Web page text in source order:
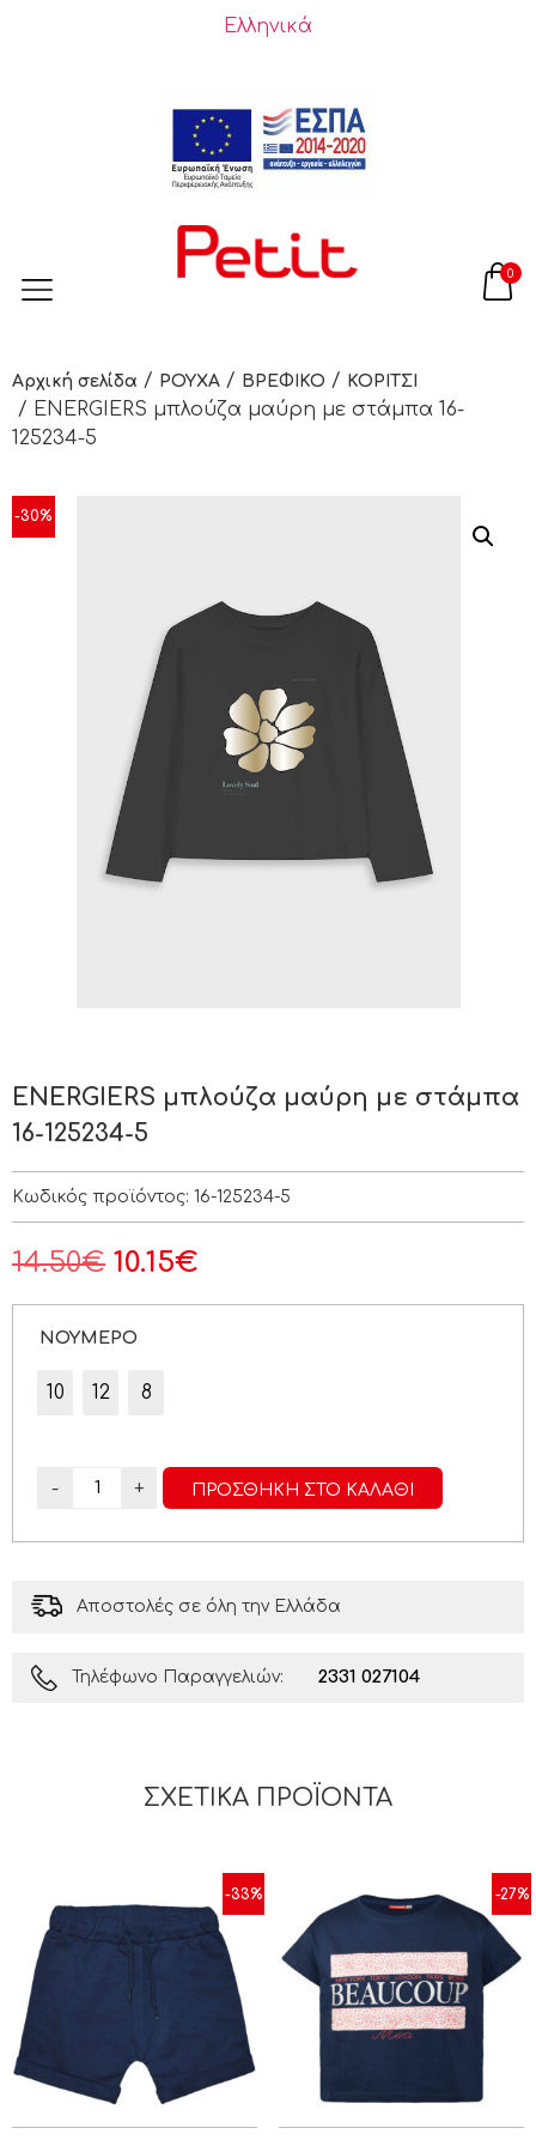
Ελληνικά
0
Αρχική σελίδα / ΡΟΥΧΑ / ΒΡΕΦΙΚΟ / ΚΟΡΙΤΣΙ
/ ENERGIERS μπλούζα μαύρη με στάμπα 16-
125234-5
-30%
ENERGIERS μπλούζα μαύρη με στάμπα
16-125234-5
Κωδικός προϊόντος: 16-125234-5
14.50€ 10.15€
ΝΟΥΜΕΡΟ
10 12 8
- + ΠΡΟΣΘΉΚΗ ΣΤΟ ΚΑΛΆΘΙ
Αποστολές σε όλη την Ελλάδα
Τηλέφωνο Παραγγελιών: 2331 027104
ΣΧΕΤΙΚΆ ΠΡΟΪΌΝΤΑ
-33% -27%